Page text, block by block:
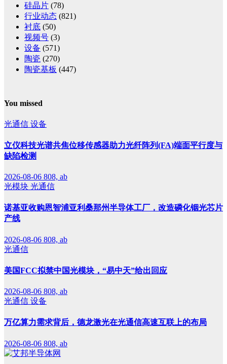
硅晶片 (78)
行业动态 (821)
衬底 (50)
视频号 (3)
设备 (571)
陶瓷 (270)
陶瓷基板 (447)
You missed
光通信 设备
立仪科技光谱共焦位移传感器助力光纤阵列(FA)端面平行度与
缺陷检测
2026-08-06 808, ab
光模块 光通信
诺基亚收购恩智浦亚利桑那州半导体工厂，改造磷化铟光芯片
产线
2026-08-06 808, ab
光通信
美国FCC拟禁中国光模块，“易中天”给出回应
2026-08-06 808, ab
光通信 设备
万亿算力需求背后，德龙激光在光通信高速互联上的布局
2026-08-06 808, ab